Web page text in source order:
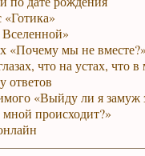
«Готика»
«Почему мы не вместе?»
что на устах, что
ответов
«Выйду ли я замуж
происходит?»